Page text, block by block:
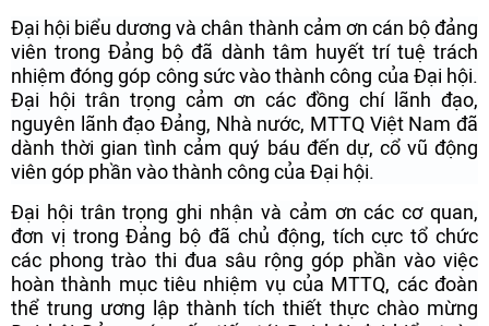
Đại hội biểu dương và chân thành cảm ơn cán bộ đảng
viên trong Đảng bộ đã dành tâm huyết trí tuệ trách
nhiệm đóng góp công sức vào thành công của Đại hội.
Đại hội trân trọng cảm ơn các đồng chí lãnh đạo,
nguyên lãnh đạo Đảng, Nhà nước, MTTQ Việt Nam đã
dành thời gian tình cảm quý báu đến dự, cổ vũ động
viên góp phần vào thành công của Đại hội.
Đại hội trân trọng ghi nhận và cảm ơn các cơ quan,
đơn vị trong Đảng bộ đã chủ động, tích cực tổ chức
các phong trào thi đua sâu rộng góp phần vào việc
hoàn thành mục tiêu nhiệm vụ của MTTQ, các đoàn
thể trung ương lập thành tích thiết thực chào mừng